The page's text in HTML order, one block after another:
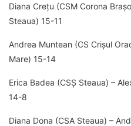
Diana Crețu (CSM Corona
Steaua) 15-11
Andrea Muntean (CS Crișul
Mare) 15-14
Erica Badea (CSȘ Steaua) –
14-8
Diana Dona (CSA Steaua) –